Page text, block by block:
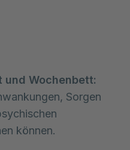
und Wochenbett:
Sorgen
können.